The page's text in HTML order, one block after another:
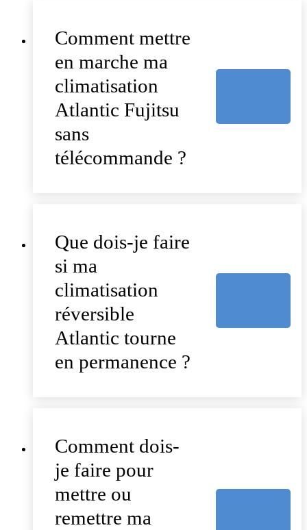
Comment mettre
en marche ma
climatisation
Atlantic Fujitsu
sans
télécommande ?
Que dois-je faire
si ma
climatisation
réversible
Atlantic tourne
en permanence ?
Comment dois-
je faire pour
mettre ou
remettre ma